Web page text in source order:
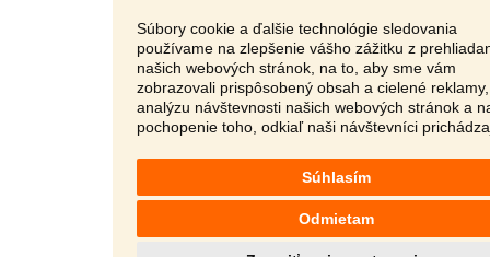
Súbory cookie a ďalšie technológie sledovania
používame na zlepšenie vášho zážitku z
našich webových stránok, na to, aby sme vám
zobrazovali prispôsobený obsah a cielené
analýzu návštevnosti našich webových stránok a
pochopenie toho, odkiaľ naši návštevníci
Súhlasím
Odmietam